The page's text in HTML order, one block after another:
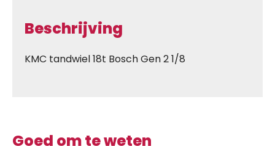
Beschrijving
KMC tandwiel 18t Bosch Gen 2 1/8
Goed om te weten